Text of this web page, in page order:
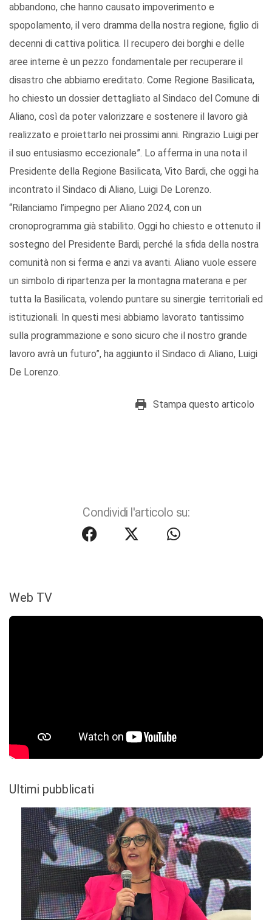
abbandono, che hanno causato impoverimento e
spopolamento, il vero dramma della nostra regione, figlio di
decenni di cattiva politica. Il recupero dei borghi e delle
aree interne è un pezzo fondamentale per recuperare il
disastro che abbiamo ereditato. Come Regione Basilicata,
ho chiesto un dossier dettagliato al Sindaco del Comune di
Aliano, così da poter valorizzare e sostenere il lavoro già
realizzato e proiettarlo nei prossimi anni. Ringrazio Luigi per
il suo entusiasmo eccezionale”. Lo afferma in una nota il
Presidente della Regione Basilicata, Vito Bardi, che oggi ha
incontrato il Sindaco di Aliano, Luigi De Lorenzo.
“Rilanciamo l’impegno per Aliano 2024, con un
cronoprogramma già stabilito. Oggi ho chiesto e ottenuto il
sostegno del Presidente Bardi, perché la sfida della nostra
comunità non si ferma e anzi va avanti. Aliano vuole essere
un simbolo di ripartenza per la montagna materana e per
tutta la Basilicata, volendo puntare su sinergie territoriali ed
istituzionali. In questi mesi abbiamo lavorato tantissimo
sulla programmazione e sono sicuro che il nostro grande
lavoro avrà un futuro”, ha aggiunto il Sindaco di Aliano, Luigi
De Lorenzo.
Stampa questo articolo
Condividi l'articolo su:
Web TV
Ultimi pubblicati